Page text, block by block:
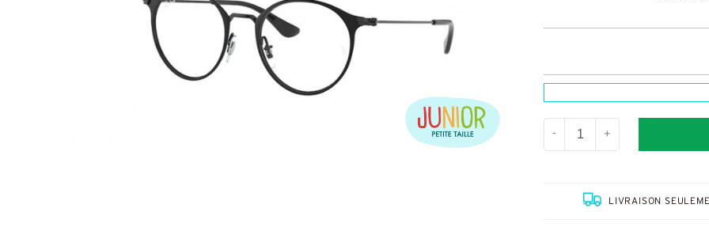
- +
LIVRAISON